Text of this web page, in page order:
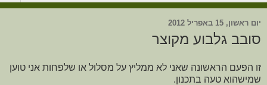
יום ראשון, 15 באפריל 2012
סובב גלבוע מקוצר
זו הפעם הראשונה שאני לא ממליץ על מסלול או שלפחות אני טוען
שמישהוא טעה בתכנון.